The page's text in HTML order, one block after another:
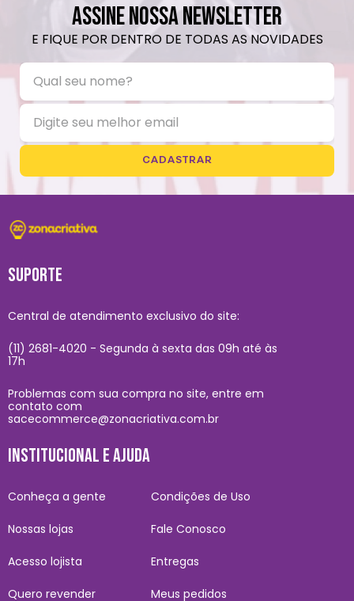
ASSINE NOSSA NEWSLETTER
E FIQUE POR DENTRO DE TODAS AS NOVIDADES
CADASTRAR
SUPORTE
Central de atendimento exclusivo do site:
(11) 2681-4020 - Segunda à sexta das 09h até às
17h
Problemas com sua compra no site, entre em
contato com
sacecommerce@zonacriativa.com.br
INSTITUCIONAL E AJUDA
Conheça a gente
Nossas lojas
Acesso lojista
Quero revender
Condições de Uso
Fale Conosco
Entregas
Meus pedidos